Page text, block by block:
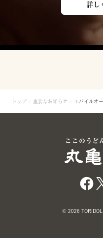
詳し
トップ 重要なお知らせ モバイルオ
© 2026